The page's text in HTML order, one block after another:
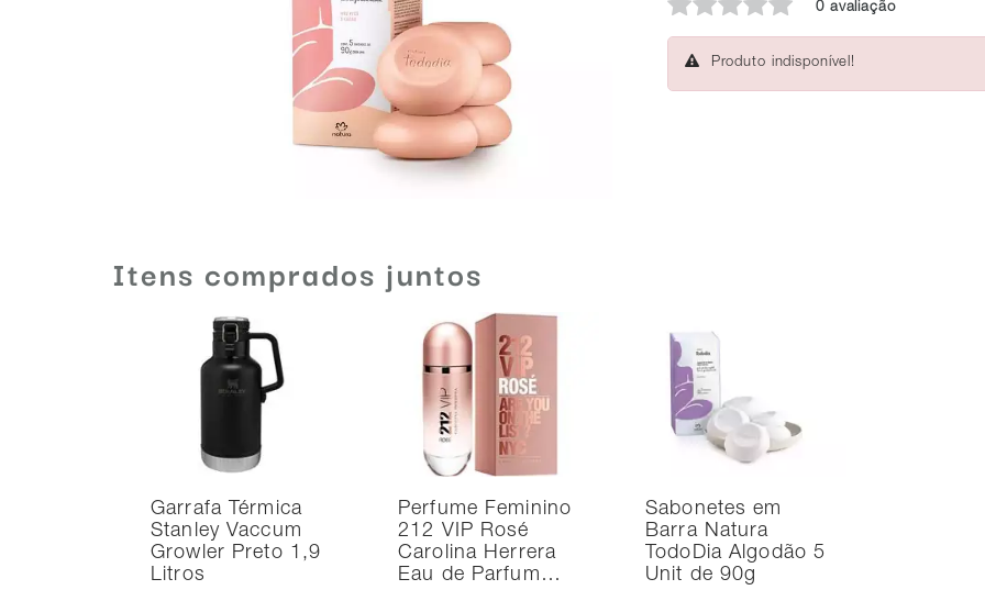
0 avaliação
Produto indisponível!
Itens comprados juntos
Garrafa Térmica
Stanley Vaccum
Growler Preto 1,9
Litros
Perfume Feminino
212 VIP Rosé
Carolina Herrera
Eau de Parfum…
Sabonetes em
Barra Natura
TodoDia Algodão 5
Unit de 90g